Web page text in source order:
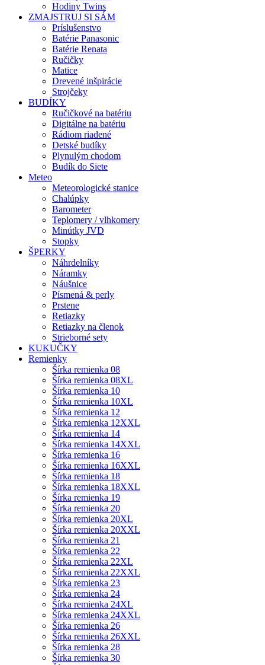
Hodiny Twins
ZMAJSTRUJ SI SÁM
Príslušenstvo
Batérie Panasonic
Batérie Renata
Ručičky
Matice
Drevené inšpirácie
Strojčeky
BUDÍKY
Ručičkové na batériu
Digitálne na batériu
Rádiom riadené
Detské budíky
Plynulým chodom
Budík do Siete
Meteo
Meteorologické stanice
Chalúpky
Barometer
Teplomery / vlhkomery
Minútky JVD
Stopky
ŠPERKY
Náhrdelníky
Náramky
Náušnice
Písmená & perly
Prstene
Retiazky
Retiazky na členok
Strieborné sety
KUKUČKY
Remienky
Šírka remienka 08
Šírka remienka 08XL
Šírka remienka 10
Šírka remienka 10XL
Šírka remienka 12
Šírka remienka 12XXL
Šírka remienka 14
Šírka remienka 14XXL
Šírka remienka 16
Šírka remienka 16XXL
Šírka remienka 18
Šírka remienka 18XXL
Šírka remienka 19
Šírka remienka 20
Šírka remienka 20XL
Šírka remienka 20XXL
Šírka remienka 21
Šírka remienka 22
Šírka remienka 22XL
Šírka remienka 22XXL
Šírka remienka 23
Šírka remienka 24
Šírka remienka 24XL
Šírka remienka 24XXL
Šírka remienka 26
Šírka remienka 26XXL
Šírka remienka 28
Šírka remienka 30